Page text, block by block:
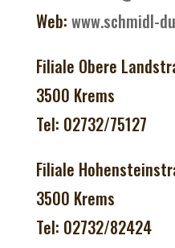
Web: www.schmidl-
Filiale Obere
3500 Krems
Tel: 02732/75127
Filiale
3500 Krems
Tel: 02732/82424